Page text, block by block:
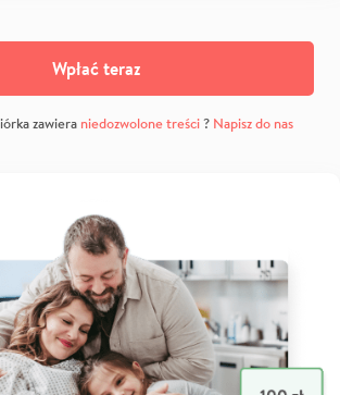
Wpłać teraz
zawiera niedozwolone treści? Napisz do nas